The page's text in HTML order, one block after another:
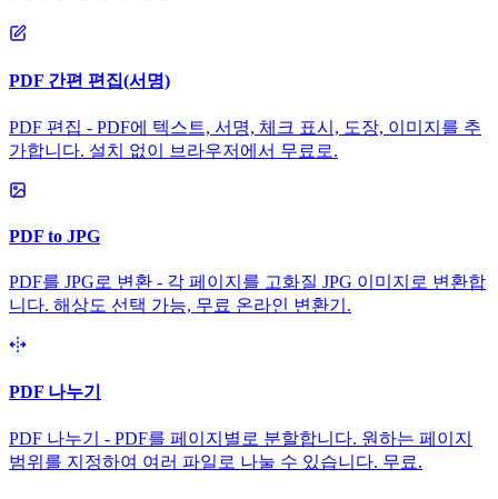
PDF 간편 편집(서명)
PDF 편집 - PDF에 텍스트, 서명, 체크 표시, 도장, 이미지를 추
가합니다. 설치 없이 브라우저에서 무료로.
PDF to JPG
PDF를 JPG로 변환 - 각 페이지를 고화질 JPG 이미지로 변환합
니다. 해상도 선택 가능, 무료 온라인 변환기.
PDF 나누기
PDF 나누기 - PDF를 페이지별로 분할합니다. 원하는 페이지
범위를 지정하여 여러 파일로 나눌 수 있습니다. 무료.